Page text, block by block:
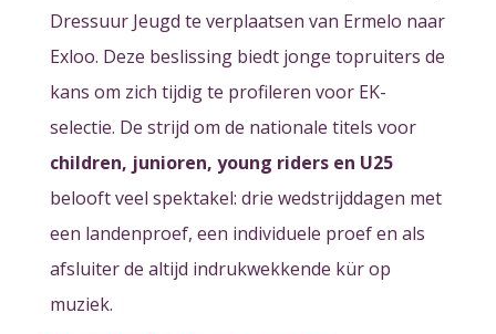
Dressuur Jeugd te verplaatsen van Ermelo naar
Exloo. Deze beslissing biedt jonge topruiters de
kans om zich tijdig te profileren voor EK-
selectie. De strijd om de nationale titels voor
children, junioren, young riders en U25
belooft veel spektakel: drie wedstrijddagen met
een landenproef, een individuele proef en als
afsluiter de altijd indrukwekkende kür op
muziek.